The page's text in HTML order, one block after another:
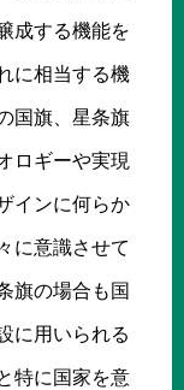
成する機能を
に相当する機
国旗、星条旗
ロギーや実現
インに何らか
に意識させて
旗の場合も国
に用いられる
特に国家を意